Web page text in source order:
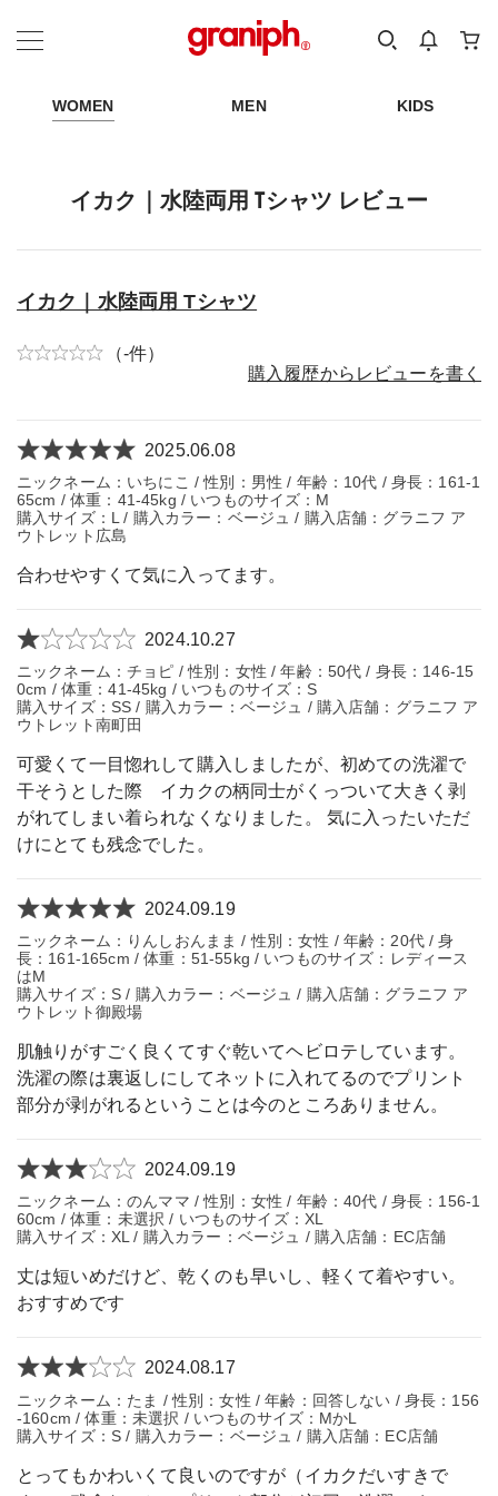
カテゴリーから探す
WOMEN MEN KIDS
イカク｜水陸両用 Tシャツ レビュー
イカク｜水陸両用 Tシャツ
（-件）
購入履歴からレビューを書く
2025.06.08
ニックネーム：いちにこ / 性別：男性 / 年齢：10代 / 身長：161-1
65cm / 体重：41-45kg / いつものサイズ：M
購入サイズ：L / 購入カラー：ベージュ / 購入店舗：グラニフ ア
ウトレット広島
合わせやすくて気に入ってます。
2024.10.27
ニックネーム：チョピ / 性別：女性 / 年齢：50代 / 身長：146-15
0cm / 体重：41-45kg / いつものサイズ：S
購入サイズ：SS / 購入カラー：ベージュ / 購入店舗：グラニフ ア
ウトレット南町田
可愛くて一目惚れして購入しましたが、初めての洗濯で
干そうとした際 イカクの柄同士がくっついて大きく剥
がれてしまい着られなくなりました。 気に入ったいただ
けにとても残念でした。
2024.09.19
ニックネーム：りんしおんまま / 性別：女性 / 年齢：20代 / 身
長：161-165cm / 体重：51-55kg / いつものサイズ：レディース
はM
購入サイズ：S / 購入カラー：ベージュ / 購入店舗：グラニフ ア
ウトレット御殿場
肌触りがすごく良くてすぐ乾いてヘビロテしています。
洗濯の際は裏返しにしてネットに入れてるのでプリント
部分が剥がれるということは今のところありません。
2024.09.19
ニックネーム：のんママ / 性別：女性 / 年齢：40代 / 身長：156-1
60cm / 体重：未選択 / いつものサイズ：XL
購入サイズ：XL / 購入カラー：ベージュ / 購入店舗：EC店舗
丈は短いめだけど、乾くのも早いし、軽くて着やすい。
おすすめです
2024.08.17
ニックネーム：たま / 性別：女性 / 年齢：回答しない / 身長：156
-160cm / 体重：未選択 / いつものサイズ：MかL
購入サイズ：S / 購入カラー：ベージュ / 購入店舗：EC店舗
とってもかわいくて良いのですが（イカクだいすきで